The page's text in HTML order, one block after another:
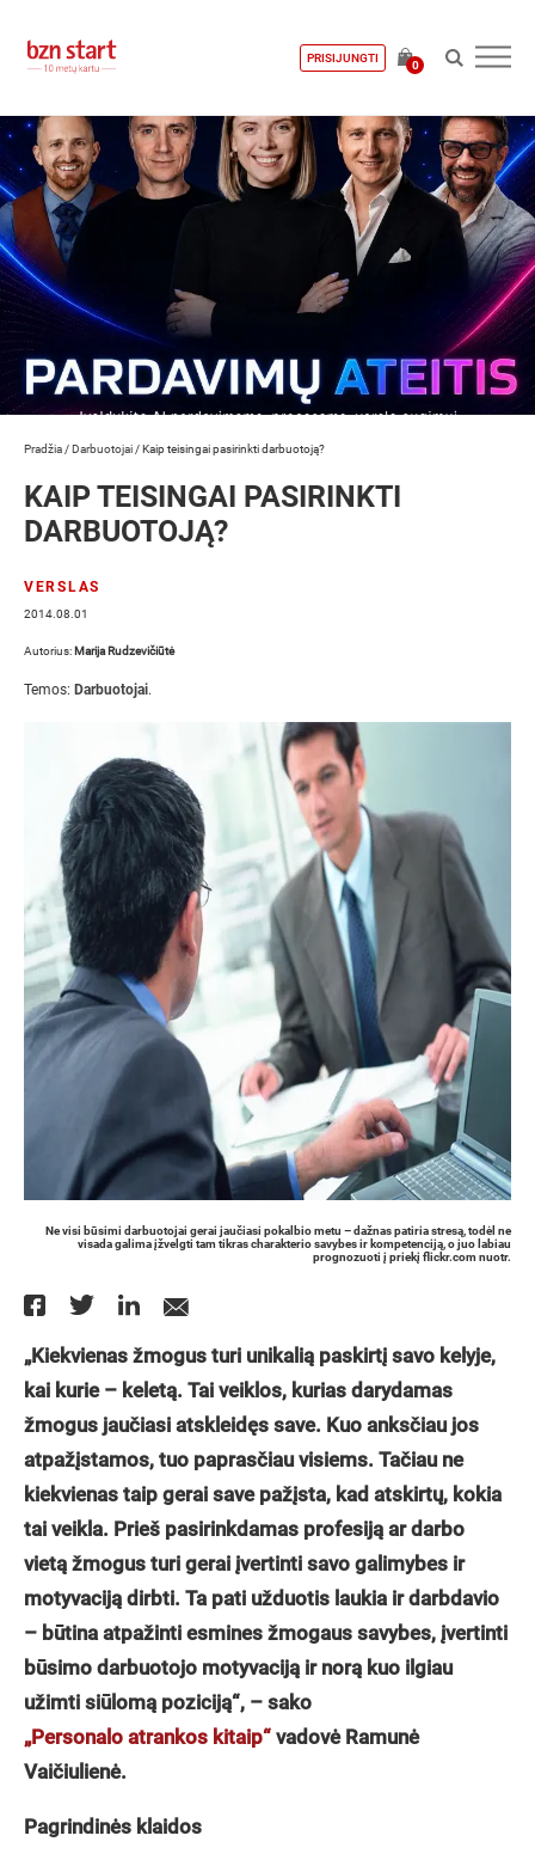
PRISIJUNGTI
0
Pradžia /Darbuotojai /Kaip teisingai pasirinkti darbuotoją?
KAIP TEISINGAI PASIRINKTI
DARBUOTOJĄ?
VERSLAS
2014.08.01
Autorius: Marija Rudzevičiūtė
Temos: Darbuotojai.
Ne visi būsimi darbuotojai gerai jaučiasi pokalbio metu – dažnas patiria stresą, todėl ne
visada galima įžvelgti tam tikras charakterio savybes ir kompetenciją, o juo labiau
prognozuoti į priekį flickr.com nuotr.
„Kiekvienas žmogus turi unikalią paskirtį savo kelyje,
kai kurie – keletą. Tai veiklos, kurias darydamas
žmogus jaučiasi atskleidęs save. Kuo anksčiau jos
atpažįstamos, tuo paprasčiau visiems. Tačiau ne
kiekvienas taip gerai save pažįsta, kad atskirtų, kokia
tai veikla. Prieš pasirinkdamas profesiją ar darbo
vietą žmogus turi gerai įvertinti savo galimybes ir
motyvaciją dirbti. Ta pati užduotis laukia ir darbdavio
– būtina atpažinti esmines žmogaus savybes, įvertinti
būsimo darbuotojo motyvaciją ir norą kuo ilgiau
užimti siūlomą poziciją“, – sako
„Personalo atrankos kitaip“ vadovė Ramunė
Vaičiulienė.
Pagrindinės klaidos